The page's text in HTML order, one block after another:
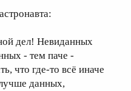
дел! Невиданных
- тем паче -
что где-то всё иначе
данных,